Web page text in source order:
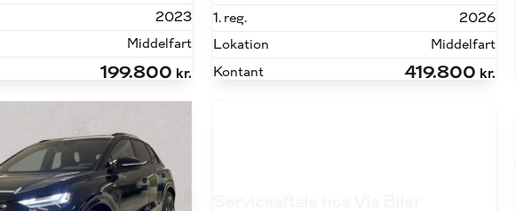
2023
Middelfart
199.800 kr.
1. reg.
2026
Lokation
Middelfart
Kontant
419.800 kr.